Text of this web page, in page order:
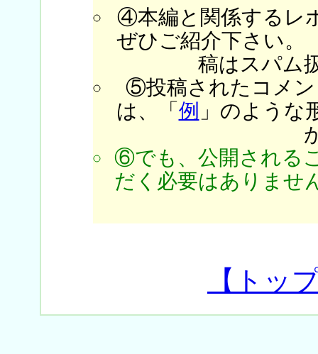
④本編と関係するレ
ぜひご紹介下さい。
稿はスパム
⑤投稿されたコメン
は、「 例 」のような
⑥でも、公開される
だく必要はありませ
【トッ